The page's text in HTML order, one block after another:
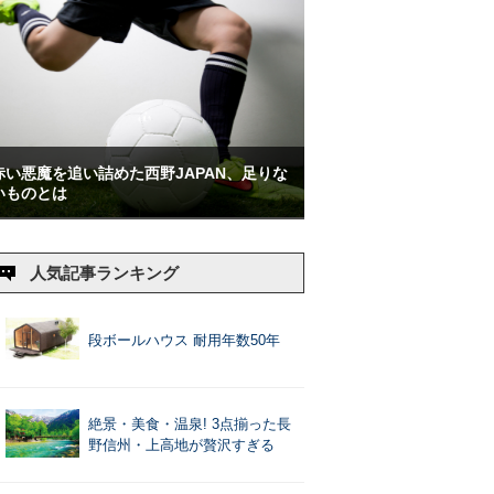
い悪魔を追い詰めた西野JAPAN、足りな
ものとは
人気記事ランキング
段ボールハウス 耐用年数50年
絶景・美食・温泉! 3点揃った長
野信州・上高地が贅沢すぎる